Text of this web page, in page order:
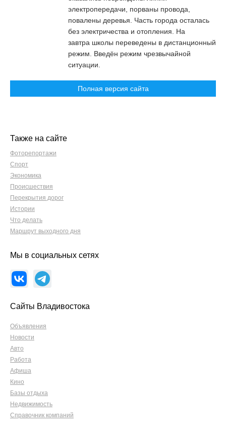
электропередачи, порваны провода,
повалены деревья. Часть города осталась
без электричества и отопления. На
завтра школы переведены в дистанционный
режим. Введён режим чрезвычайной
ситуации.
Полная версия сайта
Также на сайте
Фоторепортажи
Спорт
Экономика
Происшествия
Перекрытия дорог
Истории
Что делать
Маршрут выходного дня
Мы в социальных сетях
Сайты Владивостока
Объявления
Новости
Авто
Работа
Афиша
Кино
Базы отдыха
Недвижимость
Справочник компаний